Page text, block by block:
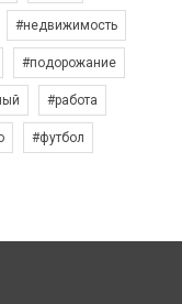
#недвижимость
#подорожание
#работа
#футбол